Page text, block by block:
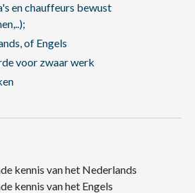
en chauffeurs bewust
of Engels
voor zwaar werk
kennis van het Nederlands
kennis van het Engels